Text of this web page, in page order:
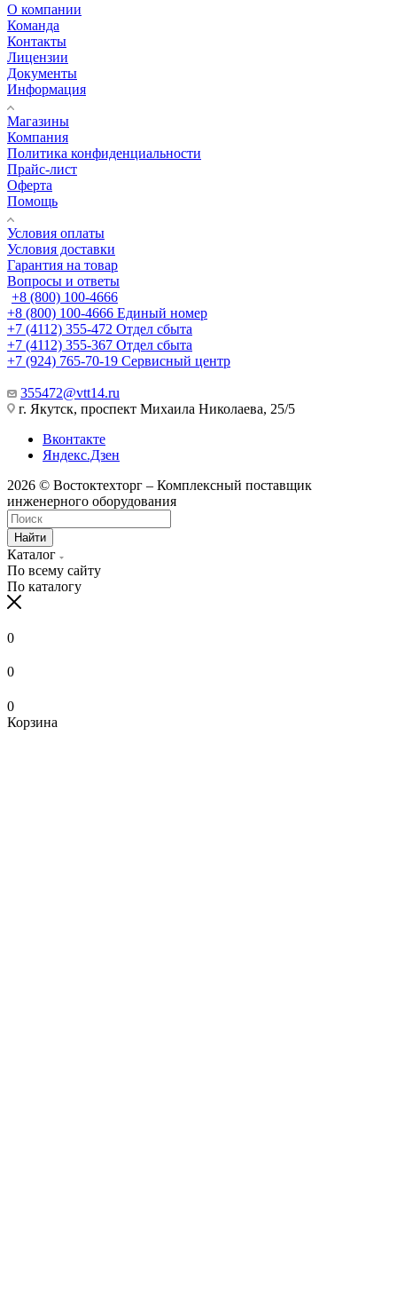
О компании
Команда
Контакты
Лицензии
Документы
Информация
Магазины
Компания
Политика конфиденциальности
Прайс-лист
Оферта
Помощь
Условия оплаты
Условия доставки
Гарантия на товар
Вопросы и ответы
+8 (800) 100-4666
+8 (800) 100-4666 Единый номер
+7 (4112) 355-472 Отдел сбыта
+7 (4112) 355-367 Отдел сбыта
+7 (924) 765-70-19 Сервисный центр
355472@vtt14.ru
г. Якутск, проспект Михаила Николаева, 25/5
Вконтакте
Яндекс.Дзен
2026 © Востоктехторг – Комплексный поставщик
инженерного оборудования
Найти
Каталог
По всему сайту
По каталогу
0
0
0
Корзина